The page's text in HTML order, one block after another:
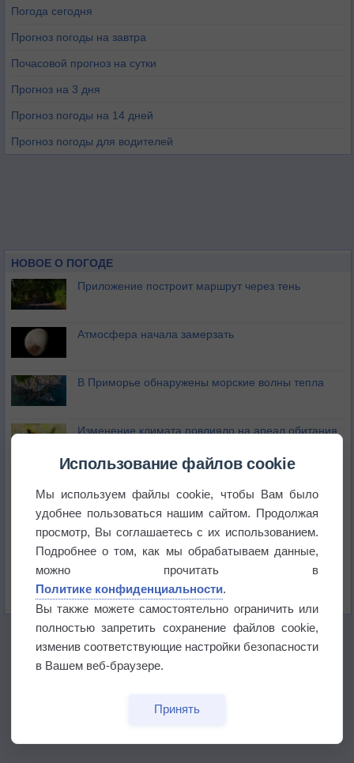
Погода сегодня
Прогноз погоды на завтра
Почасовой прогноз на сутки
Прогноз на 3 дня
Прогноз погоды на 14 дней
Прогноз погоды для водителей
НОВОЕ О ПОГОДЕ
Приложение построит маршрут через тень
Атмосфера начала замерзать
В Приморье обнаружены морские волны тепла
Изменение климата повлияло на ареал обитания
Погода в Краснодаре 6 августа
Погода в Санкт-Петербурге 6 августа
Использование файлов cookie
Мы используем файлы cookie, чтобы Вам было
удобнее пользоваться нашим сайтом. Продолжая
просмотр, Вы соглашаетесь с их использованием.
Подробнее о том, как мы обрабатываем данные,
можно прочитать в
Политике конфиденциальности.
Вы также можете самостоятельно ограничить или
полностью запретить сохранение файлов cookie,
изменив соответствующие настройки безопасности
в Вашем веб-браузере.
Принять